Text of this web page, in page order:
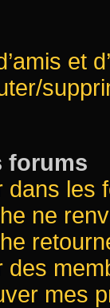
et
forums
dans les
ne
des
mes